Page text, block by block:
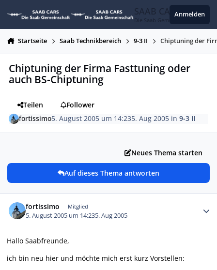
SAAB CARS
Die Saab Gemeinschaft
Anmelden
Startseite Saab Technikbereich 9-3 II Chiptuning der
Chiptuning der Firma Fasttuning oder
auch BS-Chiptuning
Teilen
Follower
fortissimo5. August 2005 um 14:235. Aug 2005 in9-3 II
Neues Thema starten
Auf dieses Thema antworten
fortissimo Mitglied
5. August 2005 um 14:235. Aug 2005
Hallo Saabfreunde,
ich bin neu hier und möchte mich erst kurz Vorstellen: